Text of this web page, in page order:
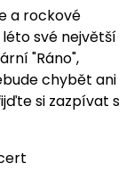
a rockové
své největší
"Ráno",
chybět ani
si zazpívat s